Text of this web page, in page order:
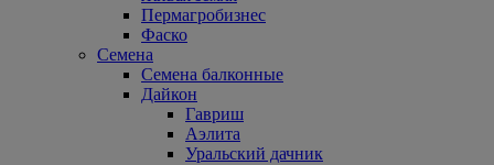
Пермагробизнес
Фаско
Семена
Семена балконные
Дайкон
Гавриш
Аэлита
Уральский дачник